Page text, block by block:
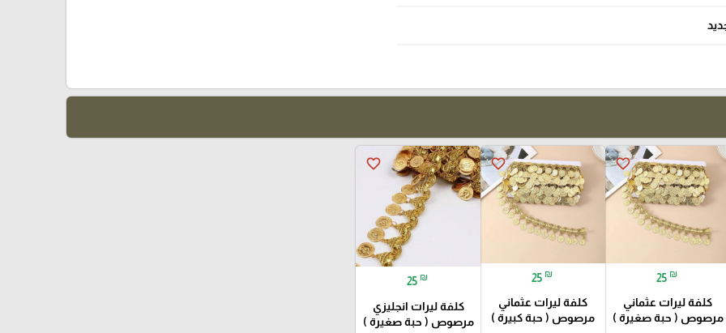
favorite_border
25 ₪
كلفة ليرات عثماني
مرصوص ( حبة صغيرة )
favorite_border
25 ₪
كلفة ليرات عثماني
مرصوص ( حبة كبيرة )
favorite_border
25 ₪
كلفة ليرات انجليزي
مرصوص ( حبة صغيرة )